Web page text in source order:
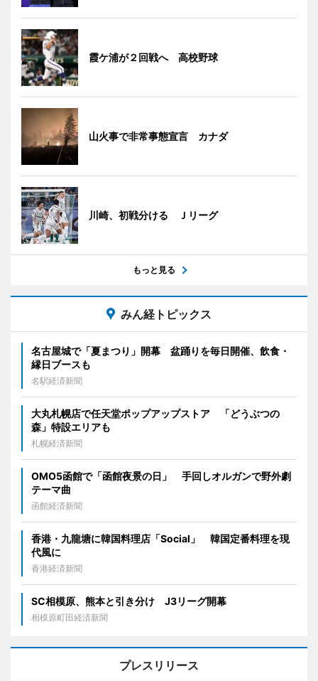
霞ケ浦が２回戦へ 高校野球
山火事で非常事態宣言 カナダ
川崎、初戦分ける Ｊリーグ
もっと見る
みん経トピックス
名古屋城で「夏まつり」開幕 盆踊りを毎日開催、飲食・
縁日ブースも
名駅経済新聞
大丸札幌店で任天堂ポップアップストア 「どうぶつの
森」特設エリアも
札幌経済新聞
OMO5函館で「函館夜景の日」 手回しオルガンで野外劇
テーマ曲
函館経済新聞
香港・九龍塘に韓国料理店「Social」 韓国定番料理を現
代風に
香港経済新聞
SC相模原、熊本と引き分け J3リーグ開幕
相模原町田経済新聞
プレスリリース